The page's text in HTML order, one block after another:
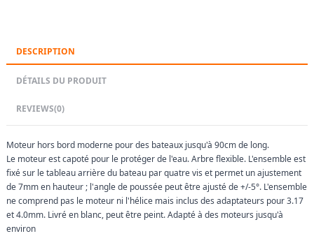
DESCRIPTION
DÉTAILS DU PRODUIT
REVIEWS(0)
Moteur hors bord moderne pour des bateaux jusqu'à 90cm de long.
Le moteur est capoté pour le protéger de l'eau. Arbre flexible. L'ensemble est
fixé sur le tableau arrière du bateau par quatre vis et permet un ajustement
de 7mm en hauteur ; l'angle de poussée peut être ajusté de +/-5°. L'ensemble
ne comprend pas le moteur ni l'hélice mais inclus des adaptateurs pour 3.17
et 4.0mm. Livré en blanc, peut être peint. Adapté à des moteurs jusqu'à
environ